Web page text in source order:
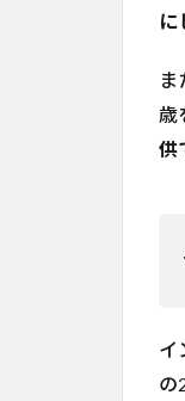
に
歳
供
イ
の